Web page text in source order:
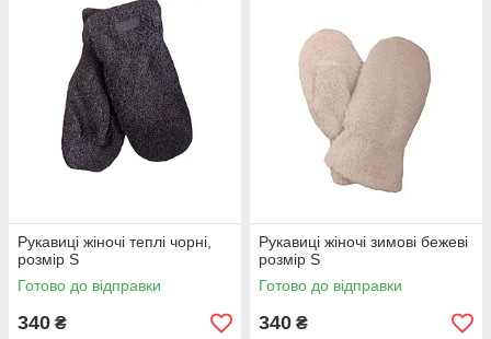
Рукавиці жіночі теплі чорні,
розмір S
Готово до відправки
340 ₴
Рукавиці жіночі зимові бежеві
розмір S
Готово до відправки
340 ₴